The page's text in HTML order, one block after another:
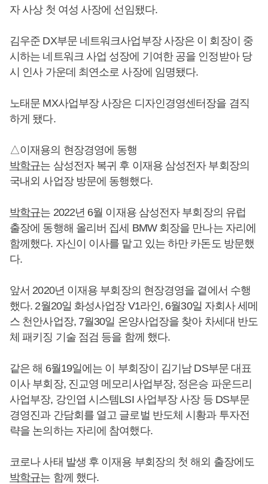
자 사상 첫 여성 사장에 선임됐다.
김우준 DX부문 네트워크사업부장 사장은 이 회장이 중
시하는 네트워크 사업 성장에 기여한 공을 인정받아 당
시 인사 가운데 최연소로 사장에 임명됐다.
노태문 MX사업부장 사장은 디자인경영센터장을 겸직
하게 됐다.
△이재용의 현장경영에 동행
박학규는 삼성전자 복귀 후 이재용 삼성전자 부회장의
국내외 사업장 방문에 동행했다.
박학규는 2022년 6월 이재용 삼성전자 부회장의 유럽
출장에 동행해 올리버 집세 BMW 회장을 만나는 자리에
함께했다. 자신이 이사를 맡고 있는 하만 카돈도 방문했
다.
앞서 2020년 이재용 부회장의 현장경영을 곁에서 수행
했다. 2월20일 화성사업장 V1라인, 6월30일 자회사 세메
스 천안사업장, 7월30일 온양사업장을 찾아 차세대 반도
체 패키징 기술 점검 등을 함께 했다.
같은 해 6월19일에는 이 부회장이 김기남 DS부문 대표
이사 부회장, 진교영 메모리사업부장, 정은승 파운드리
사업부장, 강인엽 시스템LSI 사업부장 사장 등 DS부문
경영진과 간담회를 열고 글로벌 반도체 시황과 투자전
략을 논의하는 자리에 참여했다.
코로나 사태 발생 후 이재용 부회장의 첫 해외 출장에도
박학규는 함께 했다.